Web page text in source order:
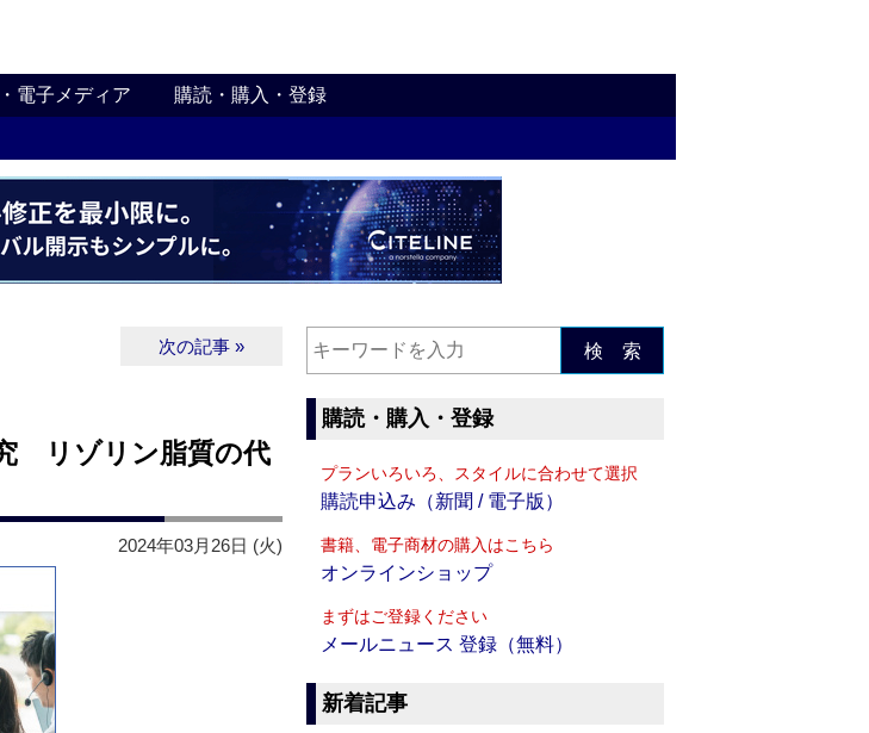
電子メディア 購読・購入・登録
次の記事 »
究 リゾリン脂質の代
2024年03月26日 (火)
検 索
購読・購入・登録
プランいろいろ、スタイルに合わせて選択
購読申込み（新聞 / 電子版）
書籍、電子商材の購入はこちら
オンラインショップ
まずはご登録ください
メールニュース 登録（無料）
新着記事